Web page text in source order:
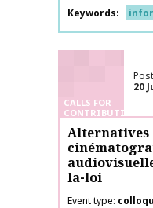
Keywords
CALLS FOR
CONTRIBUTIONS
20
Alternatives
la-loi
Event type